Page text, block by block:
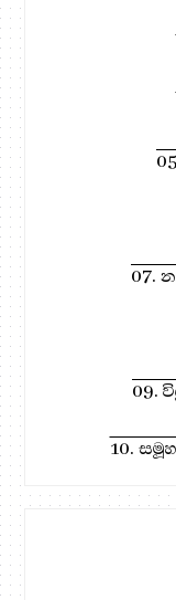
07.
09.
10.